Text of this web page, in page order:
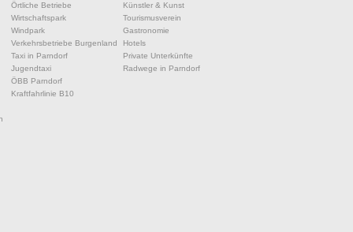
Örtliche Betriebe
Wirtschaftspark
Windpark
Verkehrsbetriebe Burgenland
Taxi in Parndorf
Jugendtaxi
ÖBB Parndorf
Kraftfahrlinie B10
Künstler & Kunst
Tourismusverein
Gastronomie
Hotels
Private Unterkünfte
Radwege in Parndorf